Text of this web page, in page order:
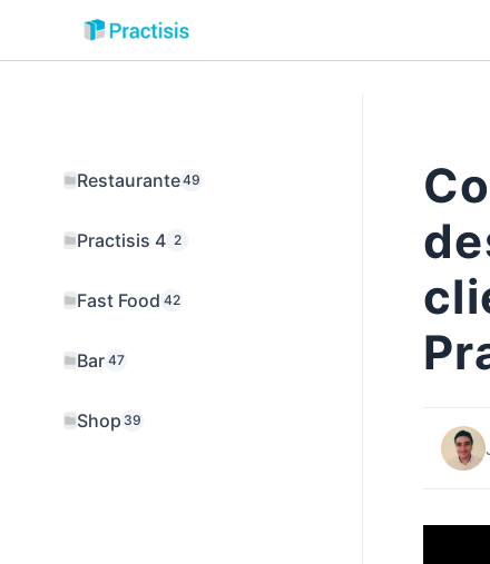
Restaurante49
Practisis 4 2
Fast Food 42
Bar 47
Shop 39